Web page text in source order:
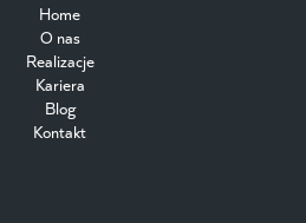
Home
O nas
Realizacje
Kariera
Blog
Kontakt